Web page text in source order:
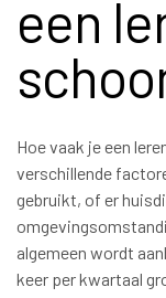
een
Hoe vaak je een
verschillende
gebruikt, of er
algemeen wordt
keer per kwartaal